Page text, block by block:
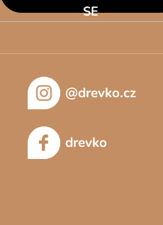
SE
@drevko.cz
drevko